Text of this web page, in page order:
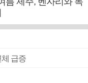
체 급증